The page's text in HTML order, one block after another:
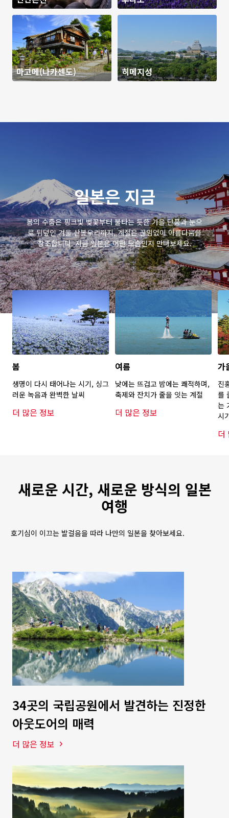
마고메(나카센도) 히메지성
일본은 지금
봄의 수줍은 핑크빛 벚꽃부터 불타는 듯한 가을 단풍과 눈으
로 뒤덮인 겨울 산봉우리까지, 계절은 끊임없이 아름다움을
창조합니다. 지금 일본은 어떤 모습인지 만나보세요.
봄
생명이 다시 태어나는 시기, 싱그
러운 녹음과 완벽한 날씨
더 많은 정보
여름
낮에는 뜨겁고 밤에는 쾌적하며,
축제와 잔치가 줄을 잇는 계절
더 많은 정보
가
진
를
는
시
더
새로운 시간, 새로운 방식의 일본
여행
호기심이 이끄는 발걸음을 따라 나만의 일본을 찾아보세요.
34곳의 국립공원에서 발견하는 진정한
아웃도어의 매력
더 많은 정보